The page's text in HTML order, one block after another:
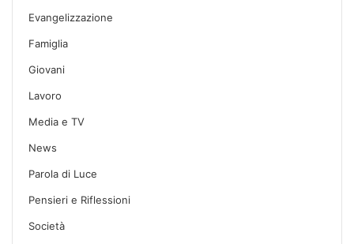
Evangelizzazione
Famiglia
Giovani
Lavoro
Media e TV
News
Parola di Luce
Pensieri e Riflessioni
Società